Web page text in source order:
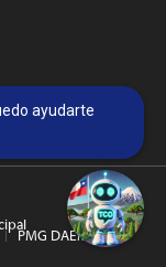
PMG DAEM
ayudarte